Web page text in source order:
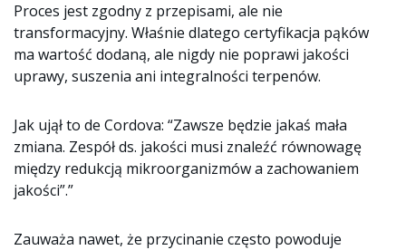
Proces jest zgodny z przepisami, ale nie
transformacyjny. Właśnie dlatego certyfikacja pąków
ma wartość dodaną, ale nigdy nie poprawi jakości
uprawy, suszenia ani integralności terpenów.
Jak ujął to de Cordova: “Zawsze będzie jakaś mała
zmiana. Zespół ds. jakości musi znaleźć równowagę
między redukcją mikroorganizmów a zachowaniem
jakości”.”
Zauważa nawet, że przycinanie często powoduje